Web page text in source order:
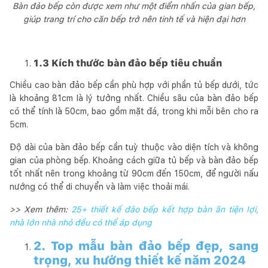
Bàn đảo bếp còn được xem như một điểm nhấn của gian bếp,
giúp trang trí cho căn bếp trở nên tinh tế và hiện đại hơn
1.3 Kích thước bàn đảo bếp tiêu chuẩn
Chiều cao bàn đảo bếp cần phù hợp với phần tủ bếp dưới, tức
là khoảng 81cm là lý tưởng nhất. Chiều sâu của bàn đảo bếp
có thể tính là 50cm, bao gồm mặt đá, trong khi mỗi bên cho ra
5cm.
Độ dài của bàn đảo bếp cần tuỳ thuộc vào diện tích và không
gian của phòng bếp. Khoảng cách giữa tủ bếp và bàn đảo bếp
tốt nhất nên trong khoảng từ 90cm đến 150cm, để người nấu
nướng có thể di chuyển và làm việc thoải mái.
>> Xem thêm: 25+ thiết kế đảo bếp kết hợp bàn ăn tiện lợi,
nhà lớn nhà nhỏ đều có thể áp dụng
2. Top mẫu bàn đảo bếp đẹp, sang
trọng, xu hướng thiết kế năm 2024